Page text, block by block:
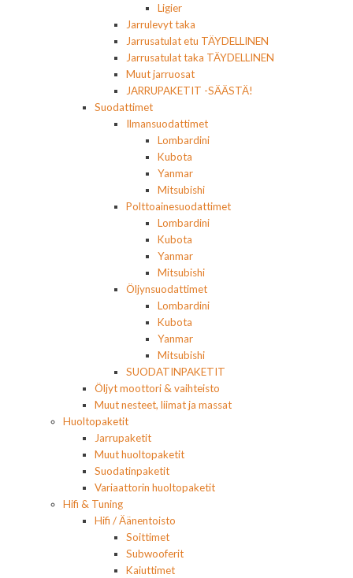
Ligier
Jarrulevyt taka
Jarrusatulat etu TÄYDELLINEN
Jarrusatulat taka TÄYDELLINEN
Muut jarruosat
JARRUPAKETIT -SÄÄSTÄ!
Suodattimet
Ilmansuodattimet
Lombardini
Kubota
Yanmar
Mitsubishi
Polttoainesuodattimet
Lombardini
Kubota
Yanmar
Mitsubishi
Öljynsuodattimet
Lombardini
Kubota
Yanmar
Mitsubishi
SUODATINPAKETIT
Öljyt moottori & vaihteisto
Muut nesteet, liimat ja massat
Huoltopaketit
Jarrupaketit
Muut huoltopaketit
Suodatinpaketit
Variaattorin huoltopaketit
Hifi & Tuning
Hifi / Äänentoisto
Soittimet
Subwooferit
Kaiuttimet